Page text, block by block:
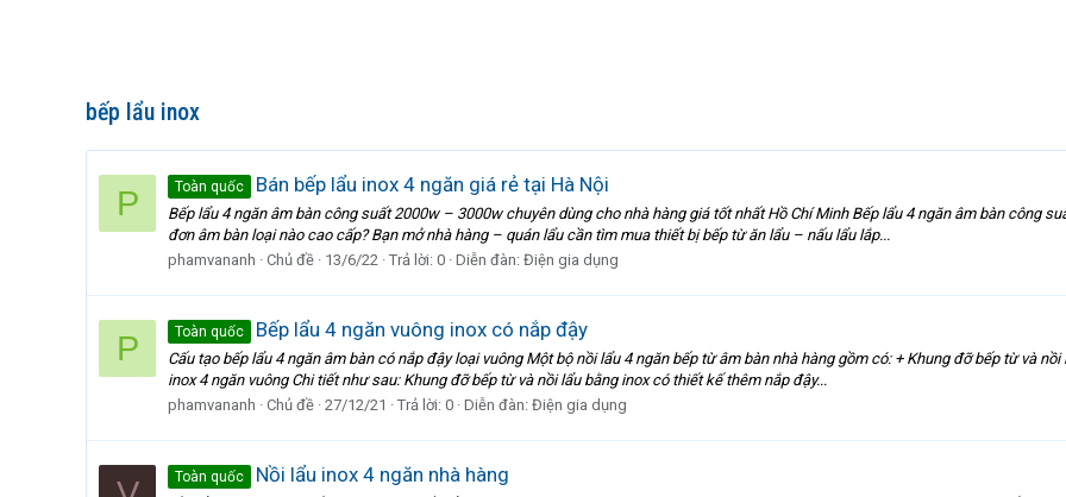
bếp lẩu inox
P Toàn quốc Bán bếp lẩu inox 4 ngăn giá rẻ tại Hà Nội
Bếp lẩu 4 ngăn âm bàn công suất 2000w – 3000w chuyên dùng cho nhà hàng giá tốt nhất Hồ Chí Minh Bếp lẩu 4 ngăn âm bàn công
đơn âm bàn loại nào cao cấp? Bạn mở nhà hàng – quán lẩu cần tìm mua thiết bị bếp từ ăn lẩu – nấu lẩu lắp...
phamvananh
Chủ đề 13/6/22 Trả lời: 0 Diễn đàn: Điện gia dụng
P Toàn quốc Bếp lẩu 4 ngăn vuông inox có nắp đậy
Cấu tạo bếp lẩu 4 ngăn âm bàn có nắp đậy loại vuông Một bộ nồi lẩu 4 ngăn bếp từ âm bàn nhà hàng gồm có: + Khung đỡ bếp từ và
inox 4 ngăn vuông Chi tiết như sau: Khung đỡ bếp từ và nồi lẩu bằng inox có thiết kế thêm nắp đậy...
phamvananh
Chủ đề 27/12/21 Trả lời: 0 Diễn đàn: Điện gia dụng
Toàn quốc Nồi lẩu inox 4 ngăn nhà hàng